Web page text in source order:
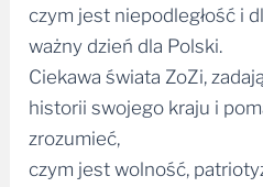
czym jest niepodległość i
ważny dzień dla Polski.
Ciekawa świata ZoZi,
historii swojego kraju i
zrozumieć,
czym jest wolność,